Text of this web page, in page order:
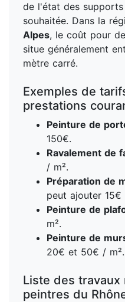
de l'état des
souhaitée. Dans la
Alpes, le coût pour
situe généralement
mètre carré.
Exemples de
prestations
Peinture de
150€.
Ravalement de
/ m².
Préparation de
peut ajouter
Peinture de
m².
Peinture de
20€ et 50€ / m².
Liste des travaux
peintres du